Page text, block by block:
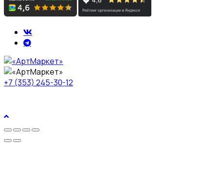
+7 (353) 245-30-12